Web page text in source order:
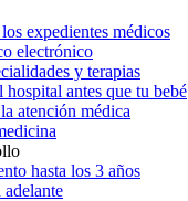
expedientes médicos
electrónico
y terapias
hospital antes que tu bebé
atención médica
hasta los 3 años
adelante